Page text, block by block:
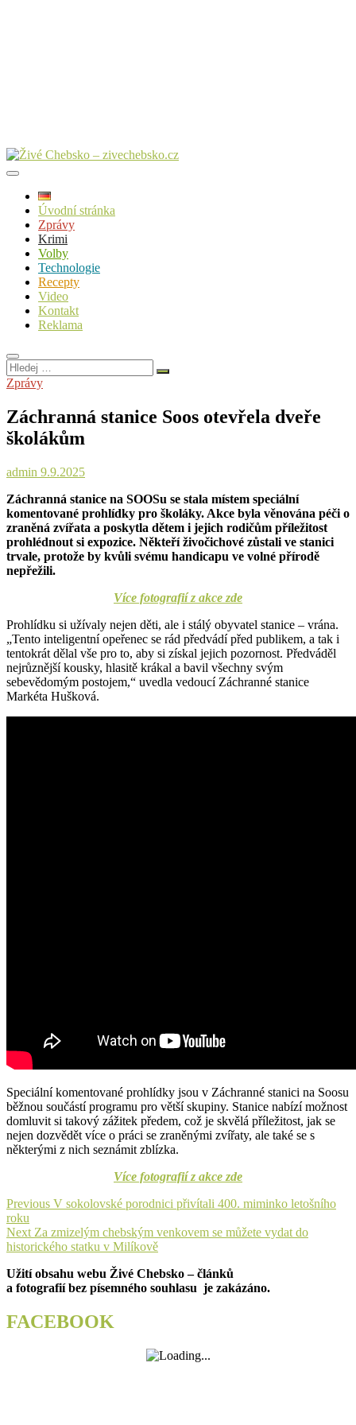
Úvodní stránka
Zprávy
Krimi
Volby
Technologie
Recepty
Video
Kontakt
Reklama
Hledej
…
Zprávy
Záchranná stanice Soos otevřela dveře
školákům
admin 9.9.2025
Záchranná stanice na SOOSu se stala místem speciální
komentované prohlídky pro školáky. Akce byla věnována péči o
zraněná zvířata a poskytla dětem i jejich rodičům příležitost
prohlédnout si expozice. Někteří živočichové zůstali ve stanici
trvale, protože by kvůli svému handicapu ve volné přírodě
nepřežili.
Více fotografií z akce zde
Prohlídku si užívaly nejen děti, ale i stálý obyvatel stanice – vrána.
„Tento inteligentní opeřenec se rád předvádí před publikem, a tak i
tentokrát dělal vše pro to, aby si získal jejich pozornost. Předváděl
nejrůznější kousky, hlasitě krákal a bavil všechny svým
sebevědomým postojem,“ uvedla vedoucí Záchranné stanice
Markéta Hušková.
Speciální komentované prohlídky jsou v Záchranné stanici na Soosu
běžnou součástí programu pro větší skupiny. Stanice nabízí možnost
domluvit si takový zážitek předem, což je skvělá příležitost, jak se
nejen dozvědět více o práci se zraněnými zvířaty, ale také se s
některými z nich seznámit zblízka.
Více fotografií z akce zde
Navigace
pro
příspěvek
Previous Previous
V sokolovské porodnici přivítali 400. miminko letošního
roku
Next Next
post:
Za zmizelým chebským venkovem se můžete vydat do
historického statku v Milíkově
Užití obsahu webu Živé Chebsko – článků
a fotografií bez písemného souhlasu je zakázáno.
FACEBOOK